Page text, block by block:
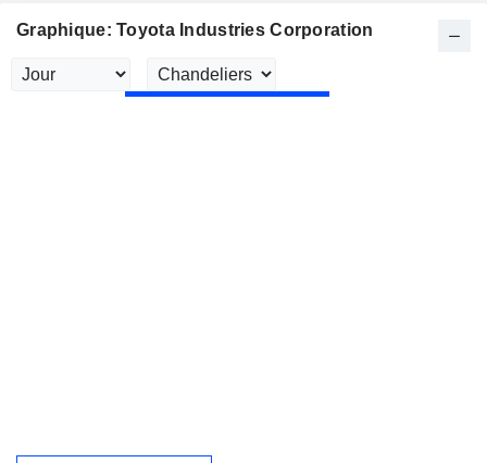
Graphique: Toyota Industries Corporation